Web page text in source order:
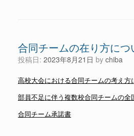
合同チームの在り方につ
投稿日: 2023年8月21日 by chiba
高校大会における合同チームの考え方
部員不足に伴う複数校合同チームの全
合同チーム承諾書